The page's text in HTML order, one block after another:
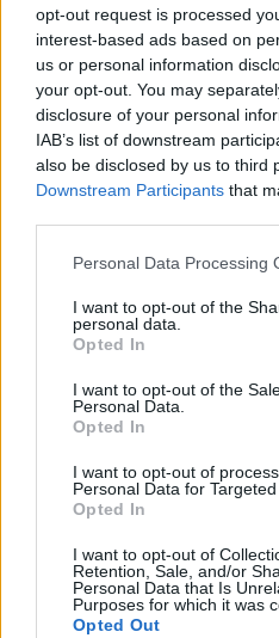
opt-out request is processed
interest-based ads based on
us or personal information
your opt-out. You may
disclosure of your personal
IAB’s list of downstream
also be disclosed by us to third
Downstream Participants that
Personal Data Processing
I want to opt-out of the
personal data.
Opted In
I want to opt-out of the
Personal Data.
Opted In
I want to opt-out of
Personal Data for Targeted
Opted In
I want to opt-out of
Retention, Sale, and/or
Personal Data that Is
Purposes for which it was
Opted Out
6 Αυγούστου 2026
Δήμος Αθηναίων: 43
πράσινες και πιο δροσερές
5 Αυγούστου 2026
Η FARIA Renewables
5 Αυγούστου 2026
ΥΠΕΝ: Διευρύνεται ο
Προστατευόμενων Τοπίων σε
4 Αυγούστου 2026
Newsletter Citygen.gr
Λάβετε όλα τα τελευταία νέα από
Προστασίας, του ESG, του
Συμφωνώ με την Πολιτική